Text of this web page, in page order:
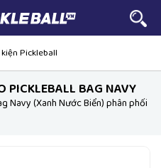
Pickleball
PICKLEBALL BAG NAVY
Navy (Xanh Nước Biển) phân phối